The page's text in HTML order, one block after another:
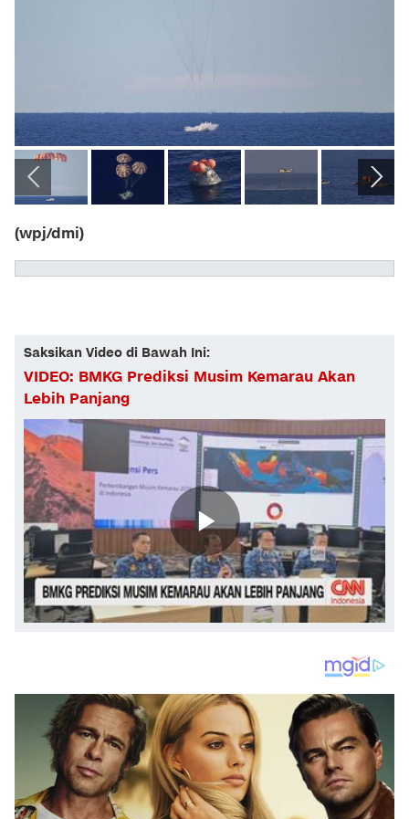
(wpj/dmi)
Saksikan Video di Bawah Ini:
VIDEO: BMKG Prediksi Musim Kemarau Akan
Lebih Panjang